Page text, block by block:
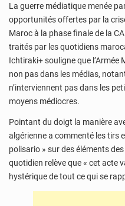
La guerre médiatique menée
opportunités offertes par la
Maroc à la phase finale de la
traités par les quotidiens
Ichtiraki+ souligne que l’Armée
non pas dans les médias,
n’interviennent pas dans les
moyens médiocres.
Pointant du doigt la manière
algérienne a commenté les tirs
polisario » sur des éléments
quotidien relève que « cet acte
hystérique de tout ce qui se